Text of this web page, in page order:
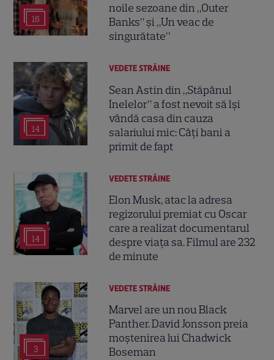
16
noile sezoane din „Outer
Banks” și „Un veac de
singurătate”
14
VEDETE STRĂINE
Sean Astin din „Stăpânul
Inelelor” a fost nevoit să își
vândă casa din cauza
salariului mic: Câți bani a
primit de fapt
14
VEDETE STRĂINE
Elon Musk, atac la adresa
regizorului premiat cu Oscar
care a realizat documentarul
despre viața sa. Filmul are 232
de minute
3
VEDETE STRĂINE
Marvel are un nou Black
Panther. David Jonsson preia
moștenirea lui Chadwick
Boseman